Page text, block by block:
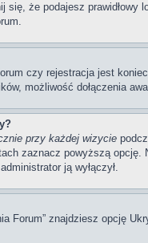
że podajesz
czy rejestracja jest
możliwość dołączenia
przy każdej wizycie
zaznacz powyższą
ją wyłączył.
Forum” znajdziesz opcję